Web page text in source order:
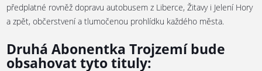
předplatné rovněž dopravu autobusem z Liberce, Žitavy i Jelení Hory
a zpět, občerstvení a tlumočenou prohlídku každého města.
Druhá Abonentka Trojzemí bude
obsahovat tyto tituly: